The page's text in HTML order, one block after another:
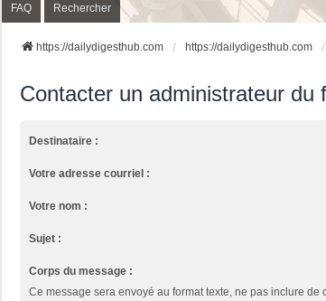
FAQ Rechercher
https://dailydigesthub.com https://dailydigesthub.com
Contacter un administrateur du
Destinataire :
Votre adresse courriel :
Votre nom :
Sujet :
Corps du message :
Ce message sera envoyé au format texte, ne pas inclure de